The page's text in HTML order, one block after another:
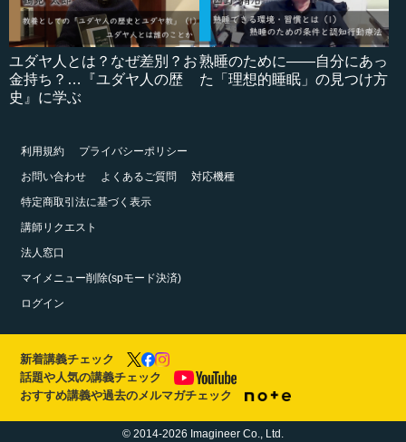
ユダヤ人とは？なぜ差別？お
金持ち？…『ユダヤ人の歴
史』に学ぶ
熟睡のために――自分にあっ
た「理想的睡眠」の見つけ方
利用規約
プライバシーポリシー
お問い合わせ
よくあるご質問
対応機種
特定商取引法に基づく表示
講師リクエスト
法人窓口
マイメニュー削除(spモード決済)
ログイン
新着講義チェック
話題や人気の講義チェック
おすすめ講義や過去のメルマガチェック
© 2014-2026 Imagineer Co., Ltd.